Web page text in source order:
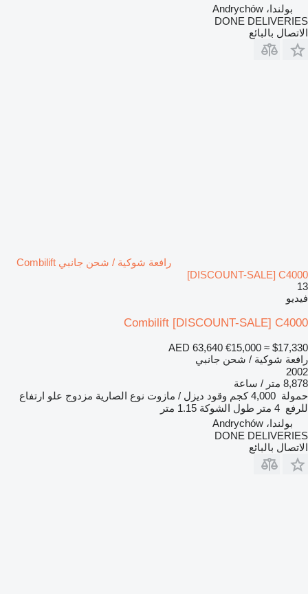
بولندا، Andrychów
DONE DELIVERIES
الاتصال بالبائع
رافعة شوكية / شحن جانبي Combilift
[DISCOUNT-SALE] C4000
13
فيديو
Combilift [DISCOUNT-SALE] C4000
AED 63,640 €15,000 ≈ $17,330
رافعة شوكية / شحن جانبي
2002
8,878 متر / ساعة
حمولة 4,000 كجم وقود ديزل / مازوت نوع الصارية مزدوج علو ارتفاع
للرفع 4 متر طول الشوكة 1.15 متر
بولندا، Andrychów
DONE DELIVERIES
الاتصال بالبائع